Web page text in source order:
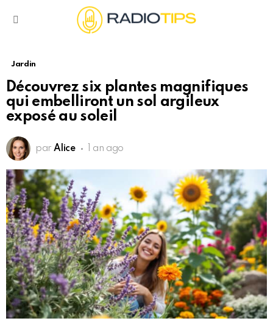
Jardin
Découvrez six plantes magnifiques
qui embelliront un sol argileux
exposé au soleil
par Alice 1 an ago